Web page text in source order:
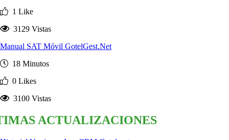
1 Like
3129 Vistas
Manual SAT Móvil GotelGest.Net
18 Minutos
0 Likes
3100 Vistas
ACTUALIZACIONES